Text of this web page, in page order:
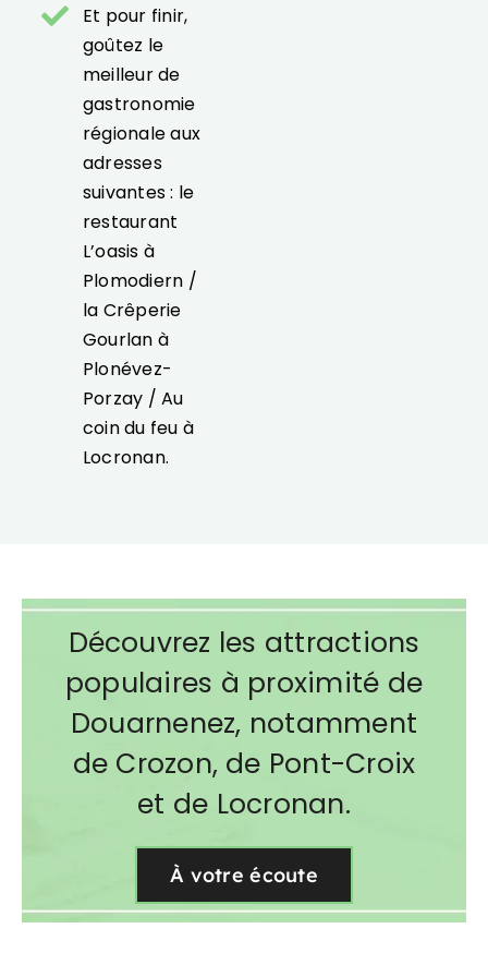
Et pour finir,
goûtez le
meilleur de
gastronomie
régionale aux
adresses
suivantes : le
restaurant
L’oasis à
Plomodiern /
la Crêperie
Gourlan à
Plonévez-
Porzay / Au
coin du feu à
Locronan.
Découvrez les attractions
populaires à proximité de
Douarnenez, notamment
de Crozon, de Pont-Croix
et de Locronan.
À votre écoute